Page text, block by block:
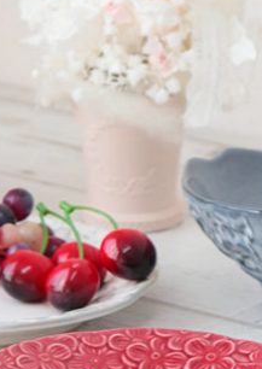
や行
ら行
ショッピングを続ける